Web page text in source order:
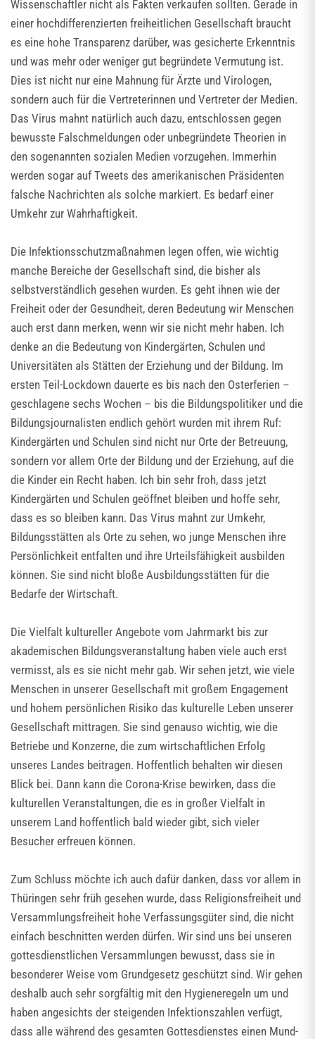
Wissenschaftler nicht als Fakten verkaufen sollten. Gerade in
einer hochdifferenzierten freiheitlichen Gesellschaft braucht
es eine hohe Transparenz darüber, was gesicherte Erkenntnis
und was mehr oder weniger gut begründete Vermutung ist.
Dies ist nicht nur eine Mahnung für Ärzte und Virologen,
sondern auch für die Vertreterinnen und Vertreter der Medien.
Das Virus mahnt natürlich auch dazu, entschlossen gegen
bewusste Falschmeldungen oder unbegründete Theorien in
den sogenannten sozialen Medien vorzugehen. Immerhin
werden sogar auf Tweets des amerikanischen Präsidenten
falsche Nachrichten als solche markiert. Es bedarf einer
Umkehr zur Wahrhaftigkeit.
Die Infektionsschutzmaßnahmen legen offen, wie wichtig
manche Bereiche der Gesellschaft sind, die bisher als
selbstverständlich gesehen wurden. Es geht ihnen wie der
Freiheit oder der Gesundheit, deren Bedeutung wir Menschen
auch erst dann merken, wenn wir sie nicht mehr haben. Ich
denke an die Bedeutung von Kindergärten, Schulen und
Universitäten als Stätten der Erziehung und der Bildung. Im
ersten Teil-Lockdown dauerte es bis nach den Osterferien –
geschlagene sechs Wochen – bis die Bildungspolitiker und die
Bildungsjournalisten endlich gehört wurden mit ihrem Ruf:
Kindergärten und Schulen sind nicht nur Orte der Betreuung,
sondern vor allem Orte der Bildung und der Erziehung, auf die
die Kinder ein Recht haben. Ich bin sehr froh, dass jetzt
Kindergärten und Schulen geöffnet bleiben und hoffe sehr,
dass es so bleiben kann. Das Virus mahnt zur Umkehr,
Bildungsstätten als Orte zu sehen, wo junge Menschen ihre
Persönlichkeit entfalten und ihre Urteilsfähigkeit ausbilden
können. Sie sind nicht bloße Ausbildungsstätten für die
Bedarfe der Wirtschaft.
Die Vielfalt kultureller Angebote vom Jahrmarkt bis zur
akademischen Bildungsveranstaltung haben viele auch erst
vermisst, als es sie nicht mehr gab. Wir sehen jetzt, wie viele
Menschen in unserer Gesellschaft mit großem Engagement
und hohem persönlichen Risiko das kulturelle Leben unserer
Gesellschaft mittragen. Sie sind genauso wichtig, wie die
Betriebe und Konzerne, die zum wirtschaftlichen Erfolg
unseres Landes beitragen. Hoffentlich behalten wir diesen
Blick bei. Dann kann die Corona-Krise bewirken, dass die
kulturellen Veranstaltungen, die es in großer Vielfalt in
unserem Land hoffentlich bald wieder gibt, sich vieler
Besucher erfreuen können.
Zum Schluss möchte ich auch dafür danken, dass vor allem in
Thüringen sehr früh gesehen wurde, dass Religionsfreiheit und
Versammlungsfreiheit hohe Verfassungsgüter sind, die nicht
einfach beschnitten werden dürfen. Wir sind uns bei unseren
gottesdienstlichen Versammlungen bewusst, dass sie in
besonderer Weise vom Grundgesetz geschützt sind. Wir gehen
deshalb auch sehr sorgfältig mit den Hygieneregeln um und
haben angesichts der steigenden Infektionszahlen verfügt,
dass alle während des gesamten Gottesdienstes einen Mund-